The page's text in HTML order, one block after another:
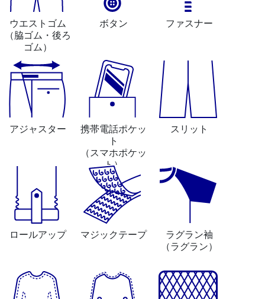
ウエストゴム
（脇ゴム・後ろ
ゴム）
ボタン ファスナー
アジャスター
携帯電話ポケッ
ト
（スマホポケッ
ト）
スリット
ロールアップ マジックテープ
ラグラン袖
（ラグラン）